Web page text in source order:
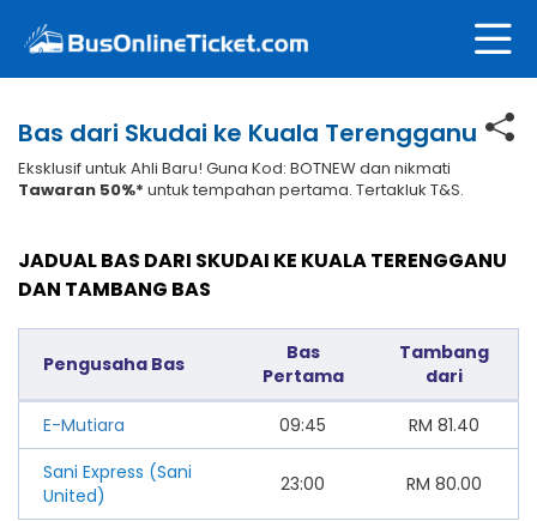
Bas dari Skudai ke Kuala Terengganu
Eksklusif untuk Ahli Baru! Guna Kod: BOTNEW dan nikmati
Tawaran 50%* untuk tempahan pertama. Tertakluk T&S.
JADUAL BAS DARI SKUDAI KE KUALA TERENGGANU
DAN TAMBANG BAS
Pengusaha Bas
Bas
Pertama
Tambang
dari
E-Mutiara 09:45 RM 81.40
Sani Express (Sani
United)
23:00 RM 80.00